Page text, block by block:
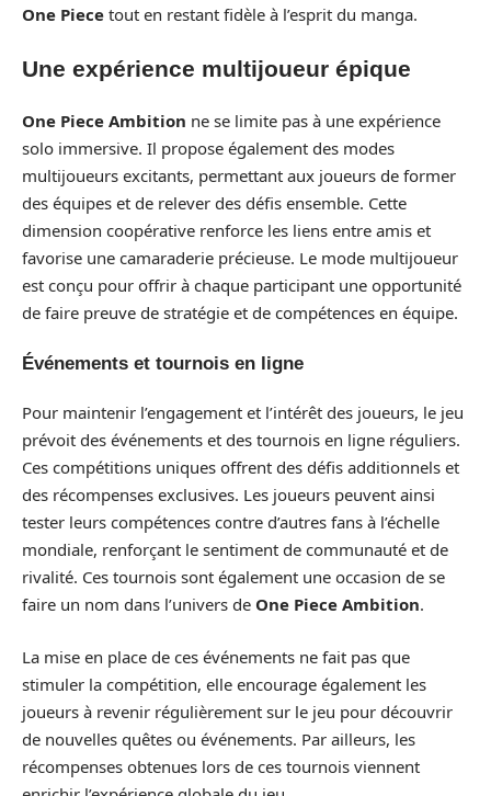
One Piece tout en restant fidèle à l’esprit du manga.
Une expérience multijoueur épique
One Piece Ambition ne se limite pas à une expérience
solo immersive. Il propose également des modes
multijoueurs excitants, permettant aux joueurs de former
des équipes et de relever des défis ensemble. Cette
dimension coopérative renforce les liens entre amis et
favorise une camaraderie précieuse. Le mode multijoueur
est conçu pour offrir à chaque participant une opportunité
de faire preuve de stratégie et de compétences en équipe.
Événements et tournois en ligne
Pour maintenir l’engagement et l’intérêt des joueurs, le jeu
prévoit des événements et des tournois en ligne réguliers.
Ces compétitions uniques offrent des défis additionnels et
des récompenses exclusives. Les joueurs peuvent ainsi
tester leurs compétences contre d’autres fans à l’échelle
mondiale, renforçant le sentiment de communauté et de
rivalité. Ces tournois sont également une occasion de se
faire un nom dans l’univers de One Piece Ambition.
La mise en place de ces événements ne fait pas que
stimuler la compétition, elle encourage également les
joueurs à revenir régulièrement sur le jeu pour découvrir
de nouvelles quêtes ou événements. Par ailleurs, les
récompenses obtenues lors de ces tournois viennent